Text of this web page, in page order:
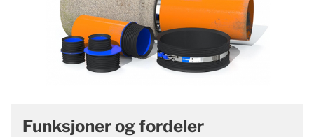
Funksjoner og fordeler